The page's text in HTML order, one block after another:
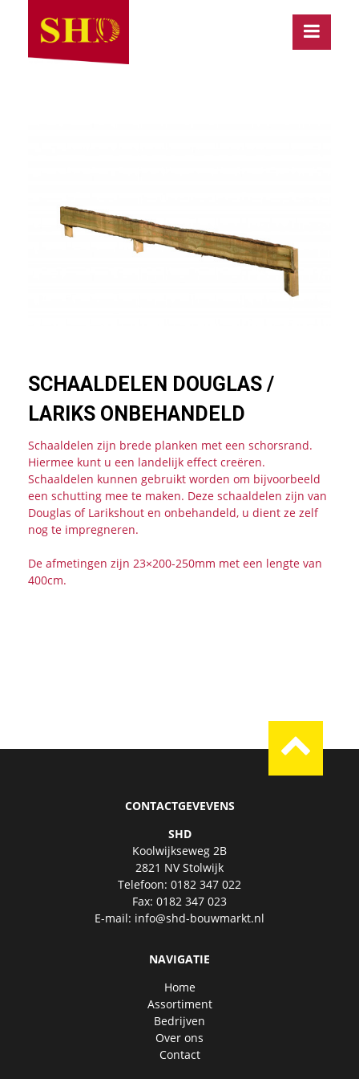
SCHAALDELEN DOUGLAS /
LARIKS ONBEHANDELD
Schaaldelen zijn brede planken met een schorsrand.
Hiermee kunt u een landelijk effect creëren.
Schaaldelen kunnen gebruikt worden om bijvoorbeeld
een schutting mee te maken. Deze schaaldelen zijn van
Douglas of Larikshout en onbehandeld, u dient ze zelf
nog te impregneren.
De afmetingen zijn 23×200-250mm met een lengte van
400cm.
CONTACTGEVEVENS
SHD
Koolwijkseweg 2B
2821 NV Stolwijk
Telefoon: 0182 347 022
Fax: 0182 347 023
E-mail: info@shd-bouwmarkt.nl
NAVIGATIE
Home
Assortiment
Bedrijven
Over ons
Contact